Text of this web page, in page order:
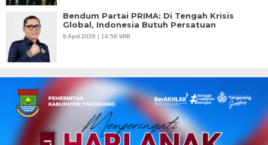
Bendum Partai PRIMA: Di Tengah Krisis
Global, Indonesia Butuh Persatuan
8 April 2026 | 14:58 WIB